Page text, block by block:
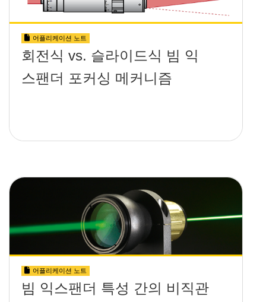
어플리케이션 노트
회전식 vs. 슬라이드식 빔 익
스팬더 포커싱 메커니즘
어플리케이션 노트
빔 익스팬더 특성 간의 비직관